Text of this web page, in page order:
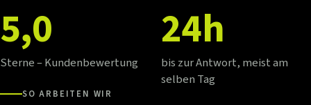
5,0
Sterne – Kundenbewertung
24h
bis zur Antwort, meist am
selben Tag
SO ARBEITEN WIR